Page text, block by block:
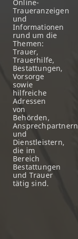
Online-
Traueranzeigen
und
Informationen
rund um die
Themen:
Trauer,
Trauerhilfe,
Bestattungen,
Vorsorge
sowie
hilfreiche
Adressen
von
Behörden,
Ansprechpartnern
und
Dienstleistern,
die im
Bereich
Bestattungen
und Trauer
tätig sind.